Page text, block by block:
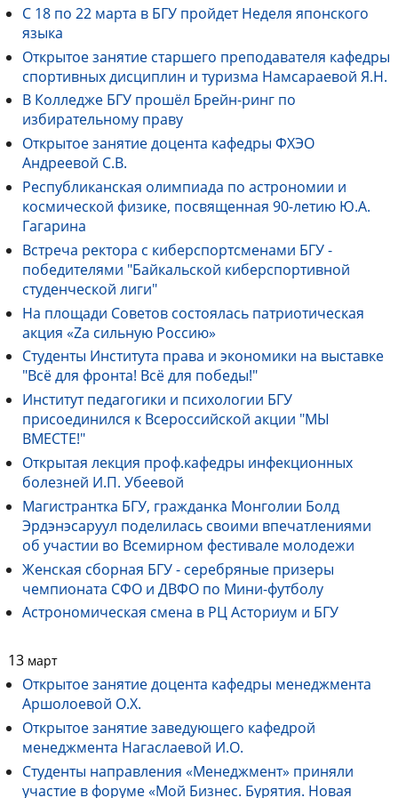
С 18 по 22 марта в БГУ пройдет Неделя японского
языка
Открытое занятие старшего преподавателя кафедры
спортивных дисциплин и туризма Намсараевой Я.Н.
В Колледже БГУ прошёл Брейн-ринг по
избирательному праву
Открытое занятие доцента кафедры ФХЭО
Андреевой С.В.
Республиканская олимпиада по астрономии и
космической физике, посвященная 90-летию Ю.А.
Гагарина
Встреча ректора с киберспортсменами БГУ -
победителями "Байкальской киберспортивной
студенческой лиги"
На площади Советов состоялась патриотическая
акция «Zа сильную Россию»
Студенты Института права и экономики на выставке
"Всё для фронта! Всё для победы!"
Институт педагогики и психологии БГУ
присоединился к Всероссийской акции "МЫ
ВМЕСТЕ!"
Открытая лекция проф.кафедры инфекционных
болезней И.П. Убеевой
Магистрантка БГУ, гражданка Монголии Болд
Эрдэнэсаруул поделилась своими впечатлениями
об участии во Всемирном фестивале молодежи
Женская сборная БГУ - серебряные призеры
чемпионата СФО и ДВФО по Мини-футболу
Астрономическая смена в РЦ Асториум и БГУ
13 март
Открытое занятие доцента кафедры менеджмента
Аршолоевой О.Х.
Открытое занятие заведующего кафедрой
менеджмента Нагаслаевой И.О.
Студенты направления «Менеджмент» приняли
участие в форуме «Мой Бизнес. Бурятия. Новая